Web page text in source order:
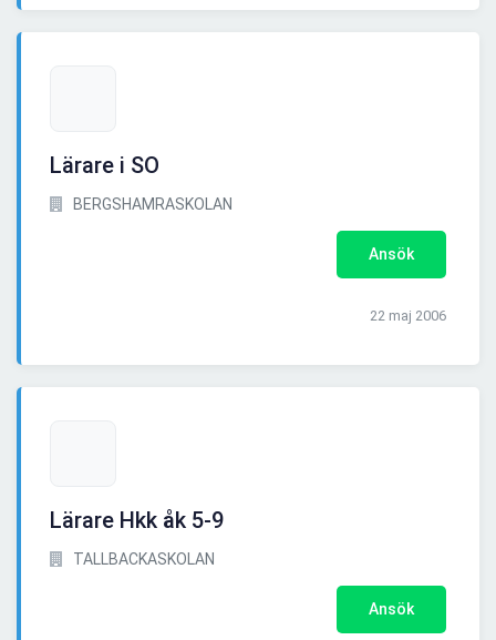
Lärare i SO
BERGSHAMRASKOLAN
Ansök
22 maj 2006
Lärare Hkk åk 5-9
TALLBACKASKOLAN
Ansök